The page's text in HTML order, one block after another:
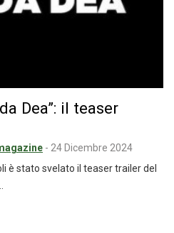
Dea”: il teaser
- 24 Dicembre 2024
è stato svelato il teaser trailer del